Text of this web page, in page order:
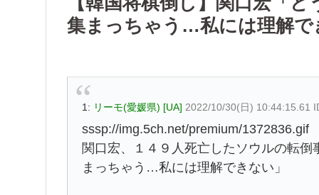
集まっちゃう…私には理解で
1: リーモ(愛媛県) [UA] 2022/10/30(日) 10:44:15.61
sssp://img.5ch.net/premium/1372836.gif
関口宏、１４９人死亡したソウルの転
まっちゃう…私には理解できない」